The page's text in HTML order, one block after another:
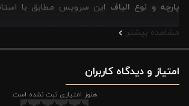
پارچه و نوع الیاف این سرویس مطابق با
خواب طراحی شده و دوام مناسبی دارد.
اگر به دنبالایجاد فضایی آرام، دلنشین و
هستید، انتخاب اینکاور لحاف ۶ تکه دونفره ورونیکا
کلاسیک و در عین حال مدرن به اتاق شما
مشاهده بیشتر
امتیاز و دیدگاه کاربران
هنوز امتیازی ثبت نشده است.